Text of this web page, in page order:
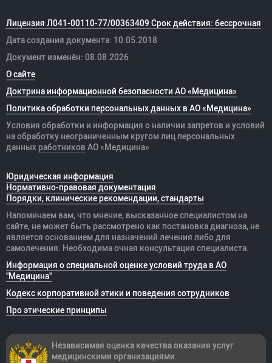
Лицензия Л041-00110-77/00363409 Срок действия: бессрочная
Дата создания документа: 10.05.2018
Документ изменён: 08.08.2026
О сайте
Доктрина информационной безопасности АО «Медицина»
Политика обработки персональных данных в АО «Медицина»
Условия обработки и информация о наличии запретов и условий
на обработку неограниченным кругом лиц персональных
данных работников АО «Медицина»
Юридическая информация
Нормативно-правовая документация
Порядки, клинические рекомендации, стандарты
Напоминаем вам, что мнение, высказанное специалистом на
сайте, не может быть рассмотрено как постановка диагноза, не
является основанием для назначений лечения либо для
самолечения. Необходима очная консультация специалиста.
Информация о специальной оценке условий труда в АО
"Медицина"
Кодекс корпоративной этики и поведения сотрудников
Про этические принципы
Независимая оценка качества оказания услуг
медицинскими организациями